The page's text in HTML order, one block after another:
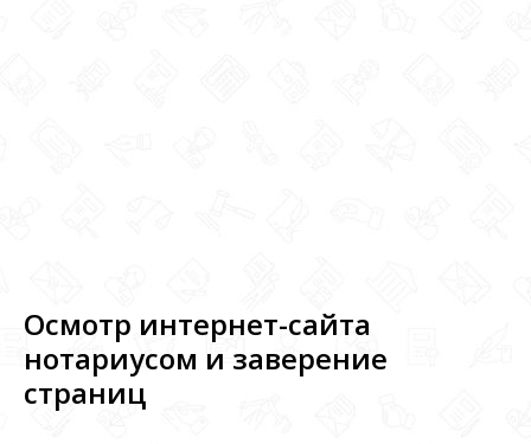
Осмотр интернет-сайта
нотариусом и заверение
страниц